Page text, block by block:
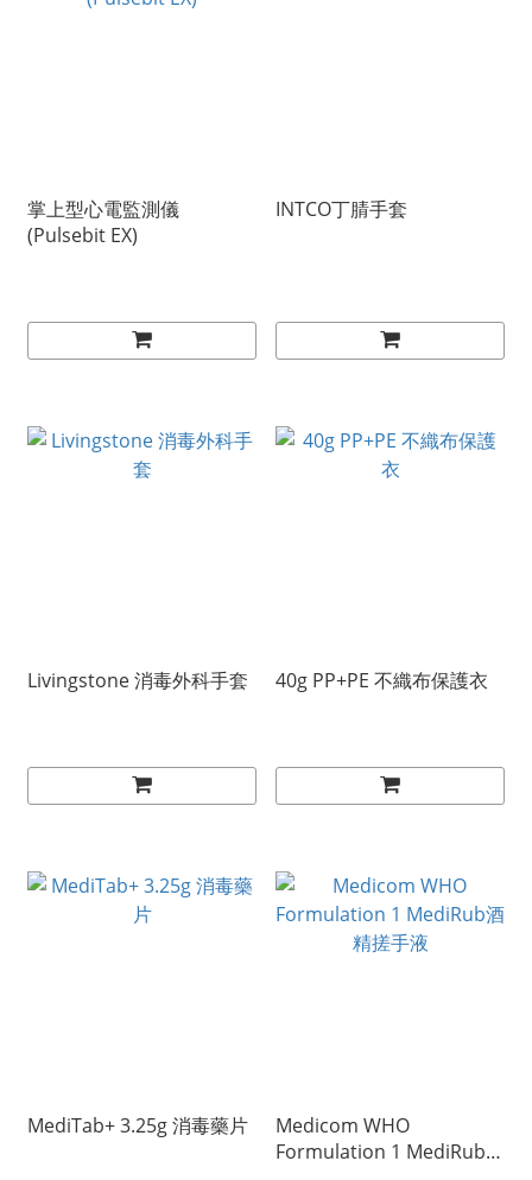
掌上型心電監測儀
(Pulsebit EX)
INTCO丁腈手套
Livingstone 消毒外科手套 40g PP+PE 不織布保護衣
MediTab+ 3.25g 消毒藥片
Medicom WHO
Formulation 1 MediRub酒